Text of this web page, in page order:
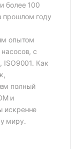
более 100
прошлом году
опытом
с
ISO9001. Как
полный
и
искренне
миру.